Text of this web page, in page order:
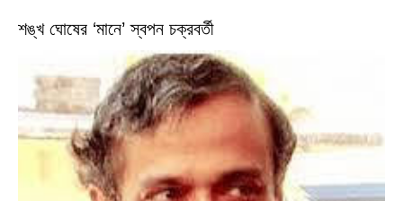
শঙ্খ ঘোষের ‘মানে’ স্বপন চক্রবর্তী